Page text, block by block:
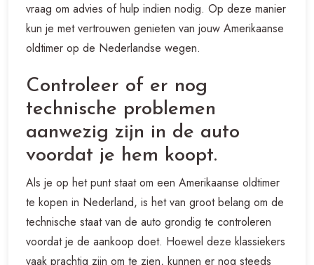
vraag om advies of hulp indien nodig. Op deze manier
kun je met vertrouwen genieten van jouw Amerikaanse
oldtimer op de Nederlandse wegen.
Controleer of er nog
technische problemen
aanwezig zijn in de auto
voordat je hem koopt.
Als je op het punt staat om een Amerikaanse oldtimer
te kopen in Nederland, is het van groot belang om de
technische staat van de auto grondig te controleren
voordat je de aankoop doet. Hoewel deze klassiekers
vaak prachtig zijn om te zien, kunnen er nog steeds